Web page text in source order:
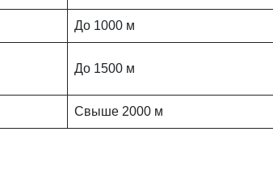
До 1000 м
До 1500 м
Свыше 2000 м